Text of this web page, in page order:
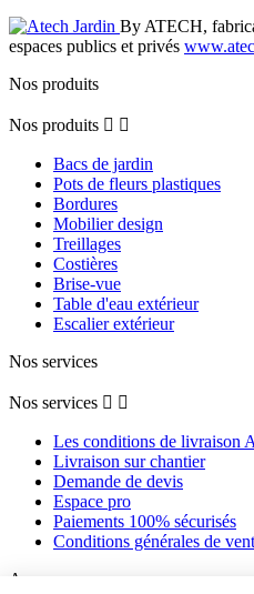
By ATECH,
espaces publics et privés
Nos produits
Nos produits  
Bacs de jardin
Pots de fleurs plastiques
Bordures
Mobilier design
Treillages
Costières
Brise-vue
Table d'eau extérieur
Escalier extérieur
Nos services
Nos services  
Les conditions de livraison
Livraison sur chantier
Demande de devis
Espace pro
Paiements 100% sécurisés
Conditions générales de
A propos